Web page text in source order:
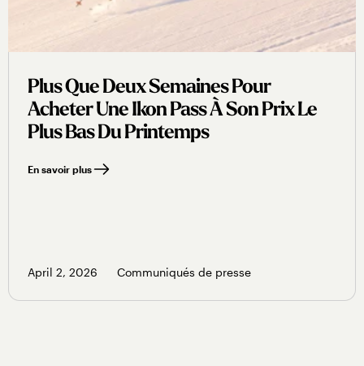
Plus Que Deux Semaines Pour
Acheter Une Ikon Pass À Son Prix Le
Plus Bas Du Printemps
En savoir plus
April 2, 2026 Communiqués de presse